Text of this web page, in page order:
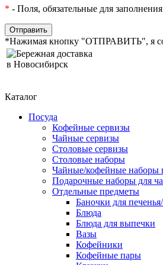
* - Поля, обязательные для заполнения
*Нажимая кнопку "ОТПРАВИТЬ", я
Бережная доставка
в Новосибирск
Каталог
Посуда
Кофейные сервизы
Чайные сервизы
Столовые сервизы
Столовые наборы
Чайные/кофейные наборы
Подарочные наборы для
Отдельные предметы
Баночки для
Блюда
Блюда для выпечки
Вазы
Кофейники
Кофейные пары